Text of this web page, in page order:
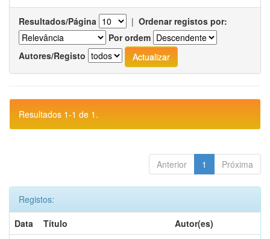
Resultados/Página | Ordenar registos por:
Por ordem
Autores/Registo
Resultados 1-1 de 1.
Anterior 1 Próxima
Registos:
Data
Título
Autor(es)